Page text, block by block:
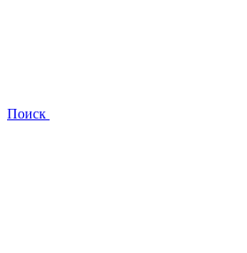
Поиск